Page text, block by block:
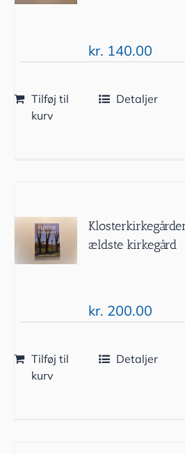
kr. 140.00
Tilføj til
kurv
Detaljer
ældste kirkegård
kr. 200.00
Tilføj til
kurv
Detaljer